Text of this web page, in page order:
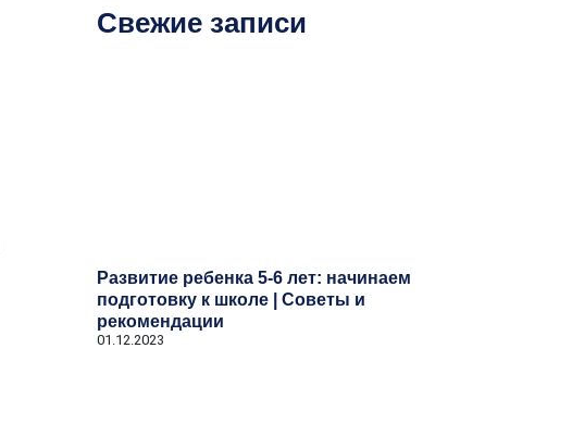
Свежие записи
Развитие ребенка 5-6 лет: начинаем
подготовку к школе | Советы и
рекомендации
01.12.2023